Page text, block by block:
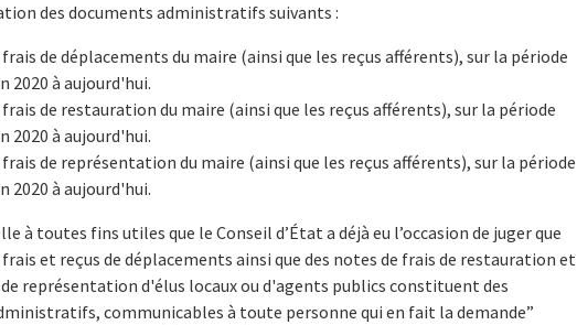
des documents administratifs suivants :
de déplacements du maire (ainsi que les reçus afférents), sur la période
2020 à aujourd'hui.
de restauration du maire (ainsi que les reçus afférents), sur la période
2020 à aujourd'hui.
de représentation du maire (ainsi que les reçus afférents), sur la période
2020 à aujourd'hui.
à toutes fins utiles que le Conseil d’État a déjà eu l’occasion de juger que
frais et reçus de déplacements ainsi que des notes de frais de restauration et
représentation d'élus locaux ou d'agents publics constituent des
communicables à toute personne qui en fait la demande”